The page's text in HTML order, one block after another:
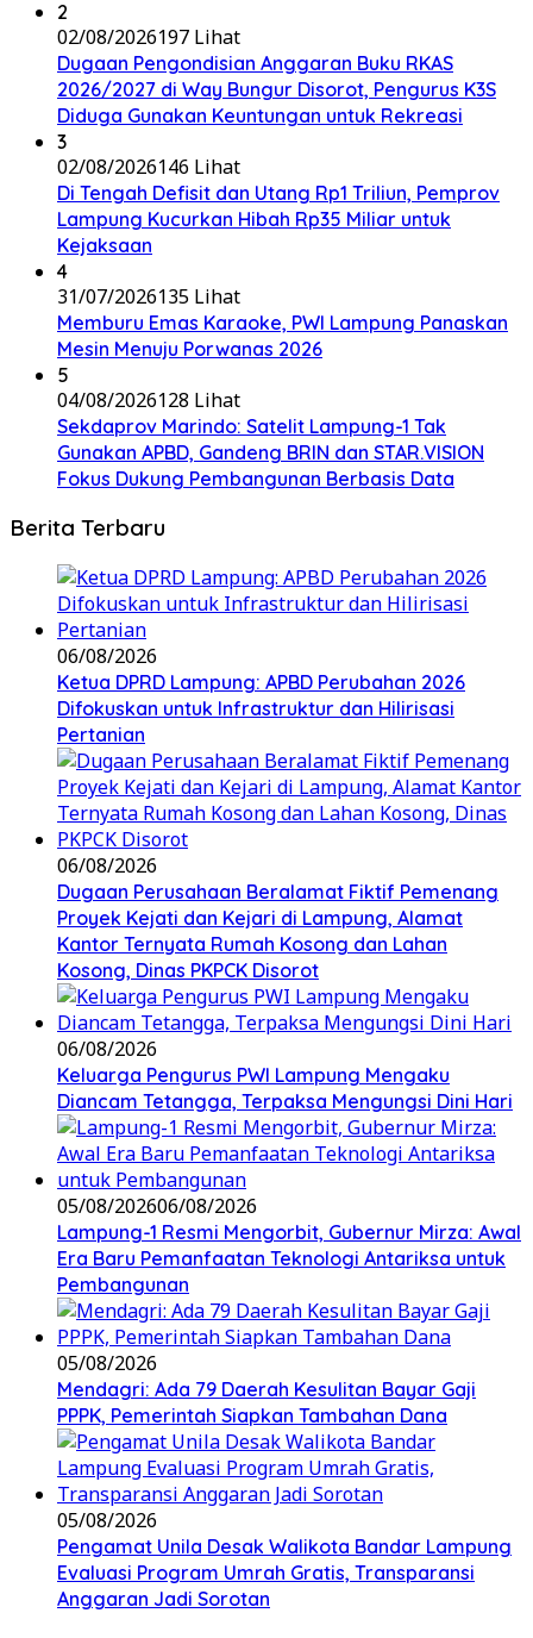
2
02/08/2026197 Lihat
Dugaan Pengondisian Anggaran Buku RKAS
2026/2027 di Way Bungur Disorot, Pengurus K3S
Diduga Gunakan Keuntungan untuk Rekreasi
3
02/08/2026146 Lihat
Di Tengah Defisit dan Utang Rp1 Triliun, Pemprov
Lampung Kucurkan Hibah Rp35 Miliar untuk
Kejaksaan
4
31/07/2026135 Lihat
Memburu Emas Karaoke, PWI Lampung Panaskan
Mesin Menuju Porwanas 2026
5
04/08/2026128 Lihat
Sekdaprov Marindo: Satelit Lampung-1 Tak
Gunakan APBD, Gandeng BRIN dan STAR.VISION
Fokus Dukung Pembangunan Berbasis Data
Berita Terbaru
06/08/2026
Ketua DPRD Lampung: APBD Perubahan 2026
Difokuskan untuk Infrastruktur dan Hilirisasi
Pertanian
06/08/2026
Dugaan Perusahaan Beralamat Fiktif Pemenang
Proyek Kejati dan Kejari di Lampung, Alamat
Kantor Ternyata Rumah Kosong dan Lahan
Kosong, Dinas PKPCK Disorot
06/08/2026
Keluarga Pengurus PWI Lampung Mengaku
Diancam Tetangga, Terpaksa Mengungsi Dini Hari
05/08/202606/08/2026
Lampung-1 Resmi Mengorbit, Gubernur Mirza: Awal
Era Baru Pemanfaatan Teknologi Antariksa untuk
Pembangunan
05/08/2026
Mendagri: Ada 79 Daerah Kesulitan Bayar Gaji
PPPK, Pemerintah Siapkan Tambahan Dana
05/08/2026
Pengamat Unila Desak Walikota Bandar Lampung
Evaluasi Program Umrah Gratis, Transparansi
Anggaran Jadi Sorotan